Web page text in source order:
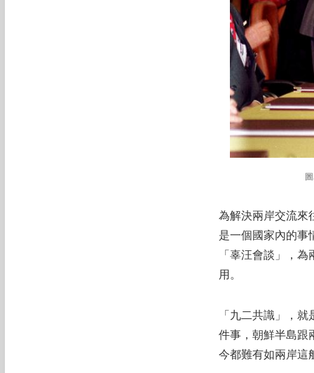
為解決兩岸交流來
是一個國家內的事
「辜汪會談」，
用。
「九二共識」，
件事，朝鮮半島跟
今都難有如兩岸這